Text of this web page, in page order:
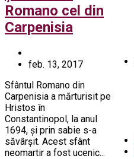
Romano cel din
Carpenisia
feb. 13, 2017
Sfântul Romano din
Carpenisia a mărturisit pe
Hristos în
Constantinopol, la anul
1694, și prin sabie s-a
săvârşit. Acest sfânt
neomartir a fost ucenic...